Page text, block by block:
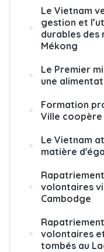
Le Vietnam
gestion et
durables des
Mékong
Le Premier
une
Formation
Ville coopère
Le Vietnam
matière
volontaires
Cambodge
volontaires
tombés au